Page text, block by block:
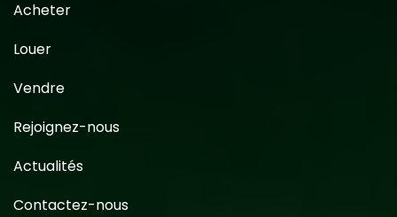
Acheter
Louer
Vendre
Rejoignez-nous
Actualités
Contactez-nous